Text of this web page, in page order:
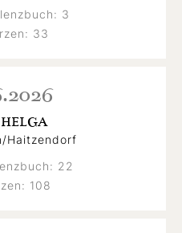
3
33
Haitzendorf
22
108